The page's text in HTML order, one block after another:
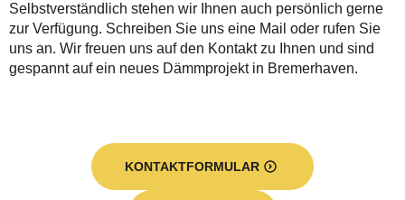
Selbstverständlich stehen wir Ihnen auch persönlich gerne
zur Verfügung. Schreiben Sie uns eine Mail oder rufen Sie
uns an. Wir freuen uns auf den Kontakt zu Ihnen und sind
gespannt auf ein neues Dämmprojekt in Bremerhaven.
KONTAKTFORMULAR